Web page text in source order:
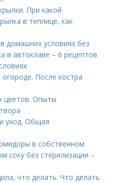
При какой
в теплице, как
домашних условиях без
в автоклаве – 6 рецептов
После костра
цветов. Опыты
уход. Общая
в собственном
соку без стерилизации –
что делать. Что делать